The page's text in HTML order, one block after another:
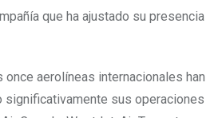
que ha ajustado su presencia
once aerolíneas internacionales han
significativamente sus operaciones